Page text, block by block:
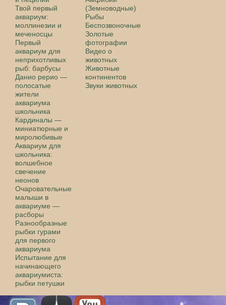
Твой первый
аквариум:
моллинезии и
меченосцы
Первый
аквариум для
неприхотливых
рыб: барбусы
Данио рерио —
полосатые
жители
аквариума
школьника
Кардиналы —
миниатюрные и
миролюбивые
Аквариум для
школьника:
волшебное
свечение
неонов
Очаровательные
малыши в
аквариуме —
расборы
Разнообразные
рыбки гурами
для первого
аквариума
Испытание для
начинающего
аквариумиста:
рыбки петушки
(Земноводные)
Рыбы
Беспозвоночные
Золотые
фотографии
Видео о
животных
Животные
континентов
Звуки животных